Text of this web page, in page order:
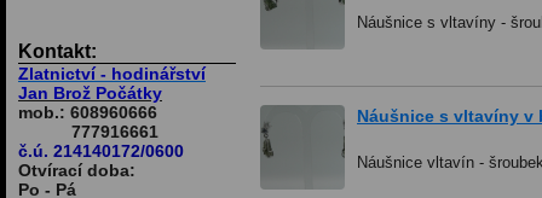
Kontakt:
Zlatnictví - hodinářství
Jan Brož Počátky
mob.: 608960666
777916661
č.ú. 214140172/0600
Otvírací doba:
Po - Pá
Náušnice s vltavíny -
Náušnice s vltavíny v
Náušnice vltavín -